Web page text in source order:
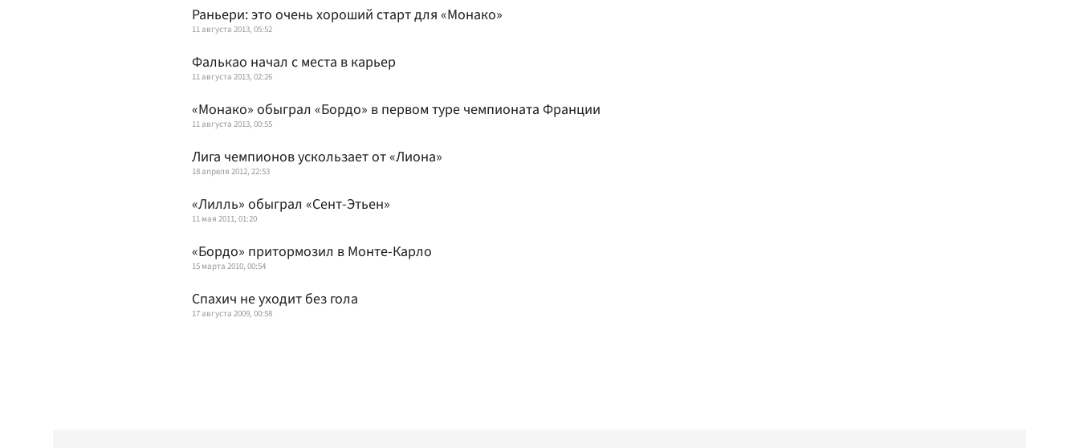
Раньери: это очень хороший старт для «Монако»
11 августа 2013, 05:52
Фалькао начал с места в карьер
11 августа 2013, 02:26
«Монако» обыграл «Бордо» в первом туре чемпионата Франции
11 августа 2013, 00:55
Лига чемпионов ускользает от «Лиона»
18 апреля 2012, 22:53
«Лилль» обыграл «Сент-Этьен»
11 мая 2011, 01:20
«Бордо» притормозил в Монте-Карло
15 марта 2010, 00:54
Спахич не уходит без гола
17 августа 2009, 00:58